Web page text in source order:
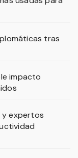
tras
impacto
y expertos